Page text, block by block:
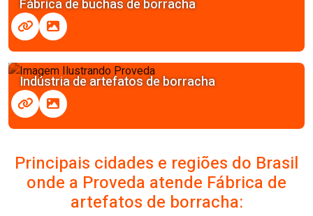
Fábrica de buchas de borracha
Indústria de artefatos de borracha
Principais cidades e regiões do Brasil
onde a Proveda atende Fábrica de
artefatos de borracha: